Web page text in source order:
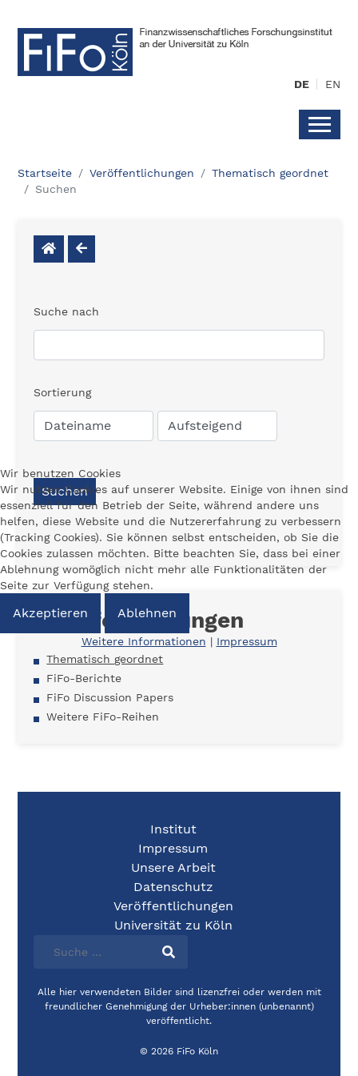
DE EN
Startseite Veröffentlichungen
Thematisch geordnet
Suchen
Suche nach
Sortierung
Suchen
Veröffentlichungen
Thematisch geordnet
FiFo-Berichte
FiFo Discussion Papers
Weitere FiFo-Reihen
Institut
Impressum
Unsere Arbeit
Datenschutz
Veröffentlichungen
Universität zu Köln
Alle hier verwendeten Bilder sind lizenzfrei oder werden mit
freundlicher Genehmigung der Urheber:innen (unbenannt)
veröffentlicht.
© 2026 FiFo Köln
Wir benutzen Cookies
Wir nutzen Cookies auf unserer Website. Einige von ihnen sind
essenziell für den Betrieb der Seite, während andere uns
helfen, diese Website und die Nutzererfahrung zu verbessern
(Tracking Cookies). Sie können selbst entscheiden, ob Sie die
Cookies zulassen möchten. Bitte beachten Sie, dass bei einer
Ablehnung womöglich nicht mehr alle Funktionalitäten der
Seite zur Verfügung stehen.
Akzeptieren Ablehnen
Weitere Informationen | Impressum